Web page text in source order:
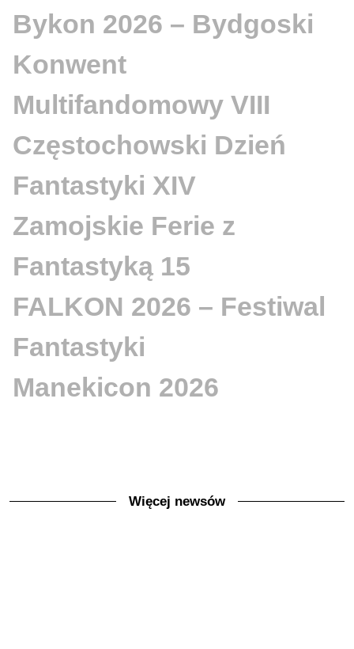
Bykon 2026 – Bydgoski
Konwent
Multifandomowy VIII
Częstochowski Dzień
Fantastyki XIV
Zamojskie Ferie z
Fantastyką 15
FALKON 2026 – Festiwal
Fantastyki
Manekicon 2026
Więcej newsów